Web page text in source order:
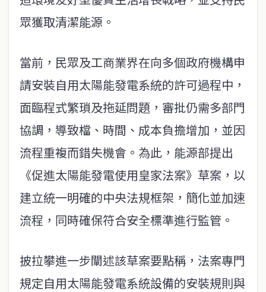
眾獲取清潔能源。
當前，民眾及工商業界在向多個政府機構申
請安裝自用太陽能發電系統的許可過程中，
面臨程式繁瑣及拖延問題，審批仍需多部門
協調，導致檔、時間、成本負擔增加，並因
流程重複而錯失機會。為此，能源部提出
《促進太陽能發電使用皇家法案》草案，以
建立統一明確的中央法規框架，簡化並加速
流程，同時確保符合安全標準進行監管。
披拉攀進一步闡述該草案要點稱，法案專門
規定自用太陽能發電系統設備的安裝規則與